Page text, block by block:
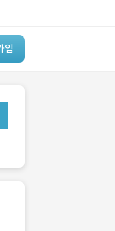
입